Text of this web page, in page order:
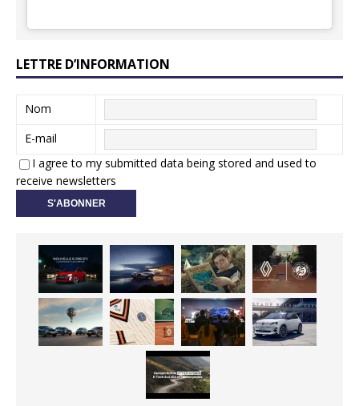
LETTRE D’INFORMATION
Nom
E-mail
I agree to my submitted data being stored and used to
receive newsletters